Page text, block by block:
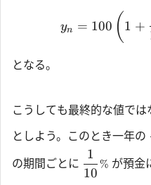
yn = 100 ( 1 +
となる。
こうしても最終的な値では
としよう。このとき一年の
の期間ごとに
10
1
% が預金